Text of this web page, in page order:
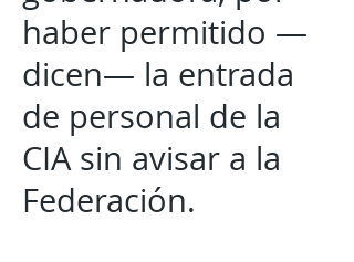
haber permitido —
dicen— la entrada
de personal de la
CIA sin avisar a la
Federación.